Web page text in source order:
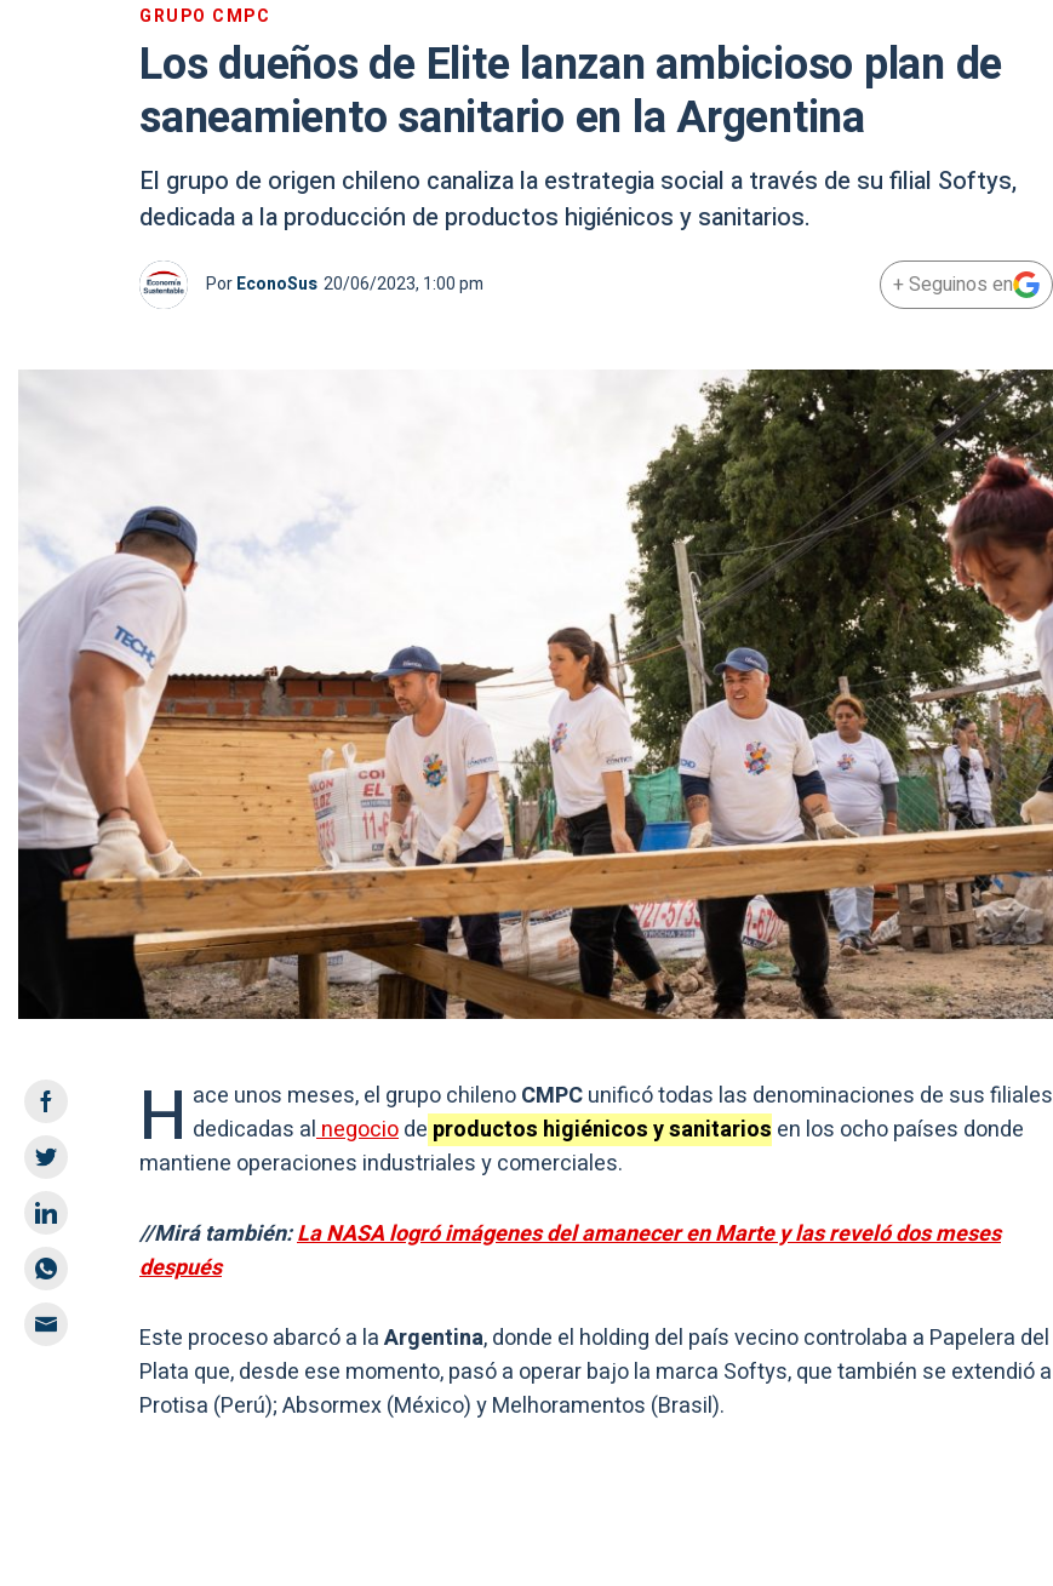
GRUPO CMPC
Los dueños de Elite lanzan ambicioso plan de
saneamiento sanitario en la Argentina
El grupo de origen chileno canaliza la estrategia social a través de su filial Softys,
dedicada a la producción de productos higiénicos y sanitarios.
PorEconoSus 20/06/2023, 1:00 pm + Seguinos en
H ace unos meses, el grupo chilenoCMPCunificó todas las denominaciones de sus filiales
dedicadas alnegociode productos higiénicos y sanitarios en los ocho países donde
mantiene operaciones industriales y comerciales.
//Mirá también:La NASA logró imágenes del amanecer en Marte y las reveló dos meses
después
Este proceso abarcó a laArgentina, donde el holding del país vecino controlaba a Papelera del
Plata que, desde ese momento, pasó a operar bajo la marca Softys, que también se extendió a
Protisa (Perú); Absormex (México) y Melhoramentos (Brasil).